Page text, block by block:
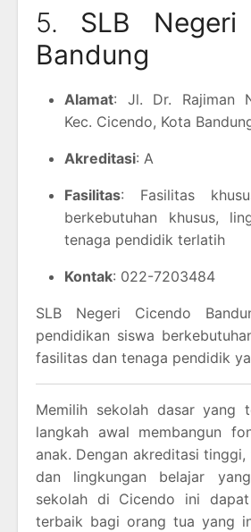
5. SLB Negeri
Bandung
Alamat: Jl. Dr. Rajiman
Kec. Cicendo, Kota
Akreditasi: A
Fasilitas: Fasilitas
berkebutuhan khusus,
tenaga pendidik terlatih
Kontak: 022-7203484
SLB Negeri Cicendo
pendidikan siswa
fasilitas dan tenaga pendidik
Memilih sekolah dasar yang
langkah awal membangun
anak. Dengan akreditasi
dan lingkungan belajar
sekolah di Cicendo ini
terbaik bagi orang tua yang